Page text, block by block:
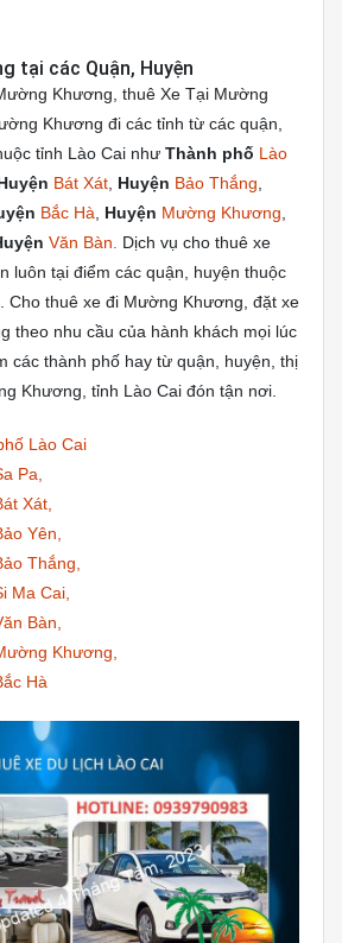
tại các Quận, Huyện
Khương, thuê Xe Tại Mường
Khương đi các tỉnh từ các quận,
tỉnh Lào Cai như Thành phố Lào
Bát Xát, Huyện Bảo Thắng,
Bắc Hà, Huyện Mường Khương,
Văn Bàn. Dịch vụ cho thuê xe
luôn tại điểm các quận, huyện thuộc
Cho thuê xe đi Mường Khương, đặt xe
theo nhu cầu của hành khách mọi lúc
các thành phố hay từ quận, huyện, thị
Khương, tỉnh Lào Cai đón tận nơi.
Lào Cai
Pa,
Xát,
Yên,
Thắng,
Ma Cai,
Bàn,
Khương,
Hà